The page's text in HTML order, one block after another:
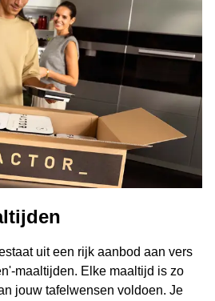
uit een rijk aanbod aan vers
maaltijden. Elke maaltijd is zo
jouw tafelwensen voldoen. Je